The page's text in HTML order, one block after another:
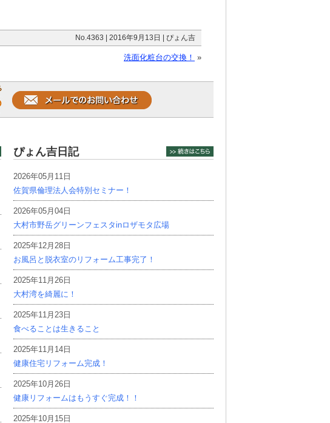
No.4363 | 2016年9月13日 | ぴょん吉
洗面化粧台の交換！ »
ぴょん吉日記
2026年05月11日
佐賀県倫理法人会特別セミナー！
2026年05月04日
大村市野岳グリーンフェスタinロザモタ広場
2025年12月28日
お風呂と脱衣室のリフォーム工事完了！
2025年11月26日
大村湾を綺麗に！
2025年11月23日
食べることは生きること
2025年11月14日
健康住宅リフォーム完成！
2025年10月26日
健康リフォームはもうすぐ完成！！
2025年10月15日